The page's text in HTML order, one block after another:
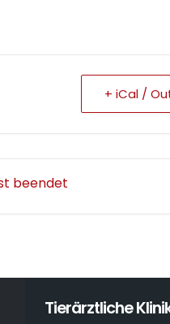
+ iCal /
beendet
Tierärztliche